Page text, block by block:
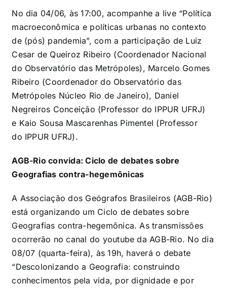
No dia 04/06, às 17:00, acompanhe a live “Política
macroeconômica e políticas urbanas no contexto
de (pós) pandemia”, com a participação de Luiz
Cesar de Queiroz Ribeiro (Coordenador Nacional
do Observatório das Metrópoles), Marcelo Gomes
Ribeiro (Coordenador do Observatório das
Metrópoles Núcleo Rio de Janeiro), Daniel
Negreiros Conceição (Professor do IPPUR UFRJ)
e Kaio Sousa Mascarenhas Pimentel (Professor
do IPPUR UFRJ).
AGB-Rio convida: Ciclo de debates sobre
Geografias contra-hegemônicas
A Associação dos Geógrafos Brasileiros (AGB-Rio)
está organizando um Ciclo de debates sobre
Geografias contra-hegemônica. As transmissões
ocorrerão no canal do youtube da AGB-Rio. No dia
08/07 (quarta-feira), às 19h, haverá o debate
“Descolonizando a Geografia: construindo
conhecimentos pela vida, por dignidade e por